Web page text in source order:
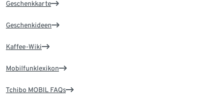
Geschenkkarte
Geschenkideen
Kaffee-Wiki
Mobilfunklexikon
Tchibo MOBIL FAQs